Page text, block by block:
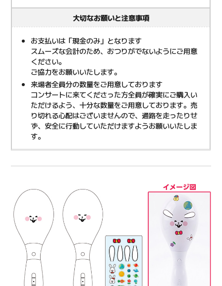
大切なお願いと注意事項
お支払いは「現金のみ」となります
スムーズな会計のため、おつりがでないようにご用意
ください。
ご協力をお願いいたします。
来場者全員分の数量をご用意しております
コンサートに来てくださった方全員が確実にご購入い
ただけるよう、十分な数量をご用意しております。売
り切れる心配はございませんので、通路を走ったりせ
ず、安全に行動していただけますようお願いいたしま
す。